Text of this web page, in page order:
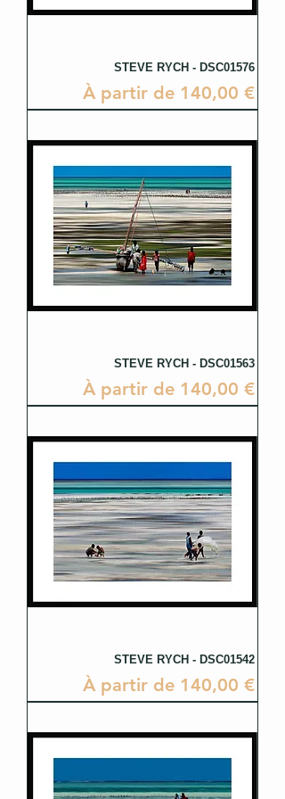
STEVE RYCH - DSC01576
À partir de 140,00 €
Prix promotionnel
STEVE RYCH - DSC01563
À partir de 140,00 €
Prix promotionnel
STEVE RYCH - DSC01542
À partir de 140,00 €
Prix promotionnel